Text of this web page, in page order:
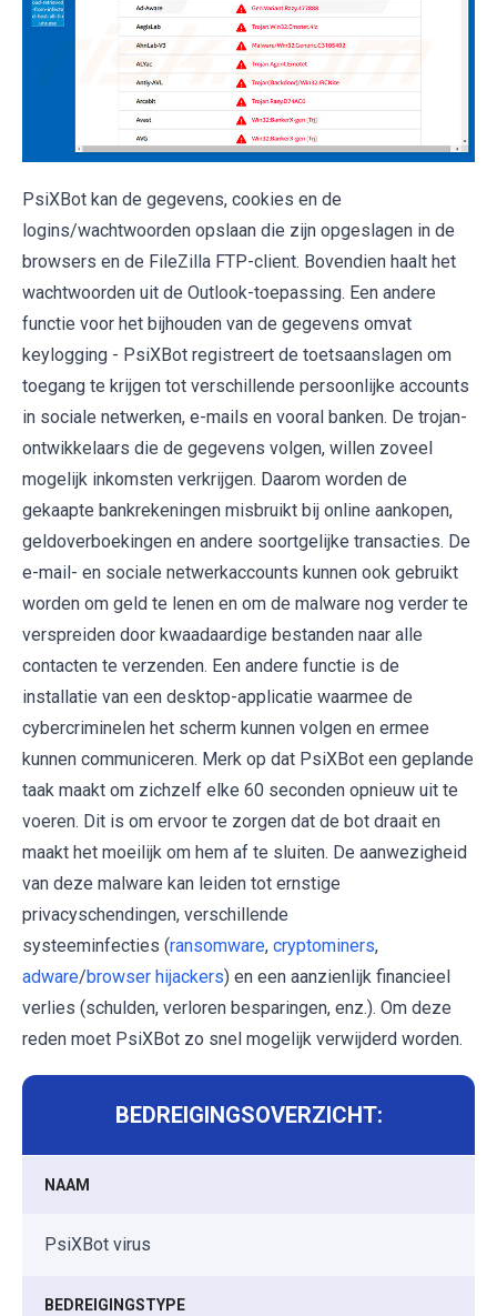
PsiXBot kan de gegevens, cookies en de
logins/wachtwoorden opslaan die zijn opgeslagen in de
browsers en de FileZilla FTP-client. Bovendien haalt het
wachtwoorden uit de Outlook-toepassing. Een andere
functie voor het bijhouden van de gegevens omvat
keylogging - PsiXBot registreert de toetsaanslagen om
toegang te krijgen tot verschillende persoonlijke accounts
in sociale netwerken, e-mails en vooral banken. De trojan-
ontwikkelaars die de gegevens volgen, willen zoveel
mogelijk inkomsten verkrijgen. Daarom worden de
gekaapte bankrekeningen misbruikt bij online aankopen,
geldoverboekingen en andere soortgelijke transacties. De
e-mail- en sociale netwerkaccounts kunnen ook gebruikt
worden om geld te lenen en om de malware nog verder te
verspreiden door kwaadaardige bestanden naar alle
contacten te verzenden. Een andere functie is de
installatie van een desktop-applicatie waarmee de
cybercriminelen het scherm kunnen volgen en ermee
kunnen communiceren. Merk op dat PsiXBot een geplande
taak maakt om zichzelf elke 60 seconden opnieuw uit te
voeren. Dit is om ervoor te zorgen dat de bot draait en
maakt het moeilijk om hem af te sluiten. De aanwezigheid
van deze malware kan leiden tot ernstige
privacyschendingen, verschillende
systeeminfecties (ransomware, cryptominers,
adware/browser hijackers) en een aanzienlijk financieel
verlies (schulden, verloren besparingen, enz.). Om deze
reden moet PsiXBot zo snel mogelijk verwijderd worden.
BEDREIGINGSOVERZICHT:
NAAM
PsiXBot virus
BEDREIGINGSTYPE